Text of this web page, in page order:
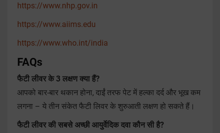
https://www.nhp.gov.in
https://www.aiims.edu
https://www.who.int/india
FAQs
फैटी लीवर के 3 लक्षण क्या हैं?
आपको बार-बार थकान होना, दाईं तरफ पेट में हल्का दर्द और भूख कम
लगना – ये तीन संकेत फैटी लिवर के शुरुआती लक्षण हो सकते हैं।
फैटी लीवर की सबसे अच्छी आयुर्वेदिक दवा कौन सी है?